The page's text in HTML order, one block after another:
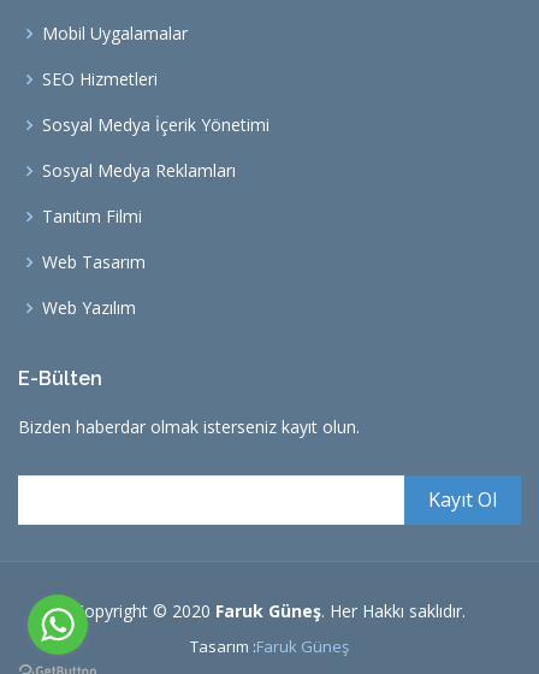
Mobil Uygalamalar
SEO Hizmetleri
Sosyal Medya İçerik Yönetimi
Sosyal Medya Reklamları
Tanıtım Filmi
Web Tasarım
Web Yazılım
E-Bülten
Bizden haberdar olmak isterseniz kayıt olun.
Copyright © 2020 Faruk Güneş. Her Hakkı saklıdır.
Tasarım :Faruk Güneş